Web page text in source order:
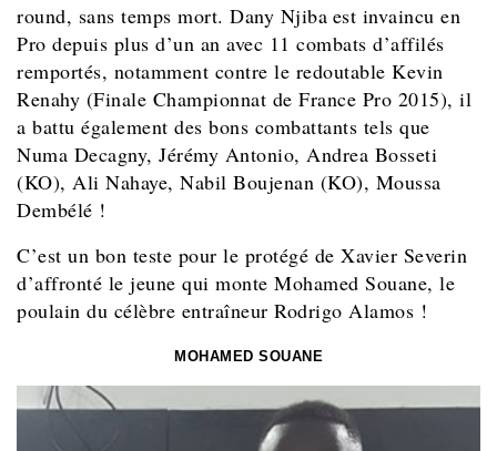
round, sans temps mort. Dany Njiba est invaincu en
Pro depuis plus d’un an avec 11 combats d’affilés
remportés, notamment contre le redoutable Kevin
Renahy (Finale Championnat de France Pro 2015), il
a battu également des bons combattants tels que
Numa Decagny, Jérémy Antonio, Andrea Bosseti
(KO), Ali Nahaye, Nabil Boujenan (KO), Moussa
Dembélé !
C’est un bon teste pour le protégé de Xavier Severin
d’affronté le jeune qui monte Mohamed Souane, le
poulain du célèbre entraîneur Rodrigo Alamos !
MOHAMED SOUANE